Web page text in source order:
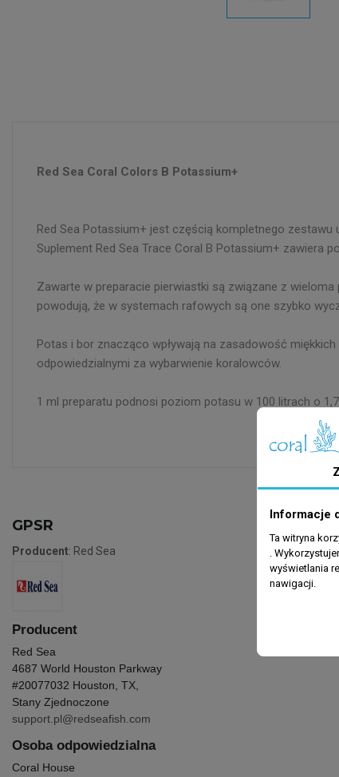
Red Sea Coral Colors B Potassium+
Red Sea Potassium+ jest częścią kompletnego zestawu
Suplement Red Sea Trace Coral B Potassium+ zawiera
Zawarte w preparacie pierwiastki są związane z
powodują, że w systemach rafowych są one szybko
Potas i bor znacząco wpływają na zasadowość
odpowiedzialnymi za wybarwienie koralowców.
1 ml preparatu podnosi poziom potasu w 100 litrach o
GPSR
Producent: Red Sea
Producent
Red Sea
4687 World Houston Parkway
#20077032 Houston, TX,
Stany Zjednoczone
support.pl@redseafish.com
Osoba odpowiedzialna
Coral House
Informacje
Ta witryna
.
wyświetlania
nawigacji.